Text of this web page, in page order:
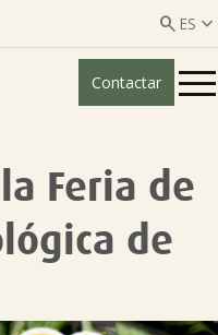
 ES 
ES
Contactar
Feria de
de